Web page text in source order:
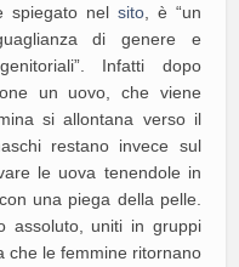
spiegato nel sito, è “un
di genere e
Infatti dopo
un uovo, che viene
si allontana verso il
restano invece sul
le uova tenendole in
una piega della pelle.
assoluto, uniti in gruppi
che le femmine ritornano